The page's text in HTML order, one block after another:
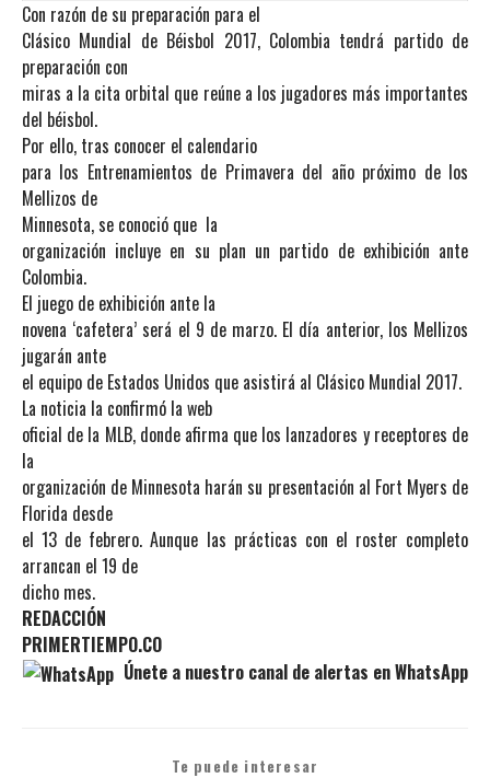
Con razón de su preparación para el
Clásico Mundial de Béisbol 2017, Colombia tendrá partido de
preparación con
miras a la cita orbital que reúne a los jugadores más importantes
del béisbol.
Por ello, tras conocer el calendario
para los Entrenamientos de Primavera del año próximo de los
Mellizos de
Minnesota, se conoció que la
organización incluye en su plan un partido de exhibición ante
Colombia.
El juego de exhibición ante la
novena ‘cafetera’ será el 9 de marzo. El día anterior, los Mellizos
jugarán ante
el equipo de Estados Unidos que asistirá al Clásico Mundial 2017.
La noticia la confirmó la web
oficial de la MLB, donde afirma que los lanzadores y receptores de
la
organización de Minnesota harán su presentación al Fort Myers de
Florida desde
el 13 de febrero. Aunque las prácticas con el roster completo
arrancan el 19 de
dicho mes.
REDACCIÓN
PRIMERTIEMPO.CO
Únete a nuestro canal de alertas en WhatsApp
Te puede interesar